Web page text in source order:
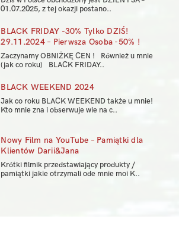
01.07.2025, z tej okazji postano..
BLACK FRIDAY -30% Tylko DZIŚ!
29.11.2024 – Pierwsza Osoba -50% !
Zaczynamy OBNIŻKĘ CEN ! Również u mnie
(jak co roku) BLACK FRIDAY..
BLACK WEEKEND 2024
Jak co roku BLACK WEEKEND także u mnie!
Kto mnie zna i obserwuje wie na c..
Nowy Film na YouTube – Pamiątki dla
Klientów Darii&Jana
Krótki filmik przedstawiający produkty /
pamiątki jakie otrzymali ode mnie moi K..